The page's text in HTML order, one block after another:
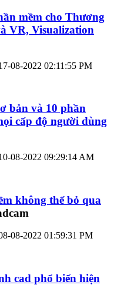
mềm cho Thương
VR, Visualization
08-2022 02:11:55 PM
bản và 10 phần
cấp độ người dùng
08-2022 09:29:14 AM
không thể bỏ qua
08-2022 01:59:31 PM
cad phổ biến hiện